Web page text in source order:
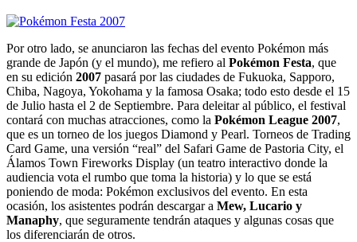
Por otro lado, se anunciaron las fechas del evento Pokémon más
grande de Japón (y el mundo), me refiero al Pokémon Festa, que
en su edición 2007 pasará por las ciudades de Fukuoka, Sapporo,
Chiba, Nagoya, Yokohama y la famosa Osaka; todo esto desde el 15
de Julio hasta el 2 de Septiembre. Para deleitar al público, el festival
contará con muchas atracciones, como la Pokémon League 2007,
que es un torneo de los juegos Diamond y Pearl. Torneos de Trading
Card Game, una versión “real” del Safari Game de Pastoria City, el
Álamos Town Fireworks Display (un teatro interactivo donde la
audiencia vota el rumbo que toma la historia) y lo que se está
poniendo de moda: Pokémon exclusivos del evento. En esta
ocasión, los asistentes podrán descargar a Mew, Lucario y
Manaphy, que seguramente tendrán ataques y algunas cosas que
los diferenciarán de otros.